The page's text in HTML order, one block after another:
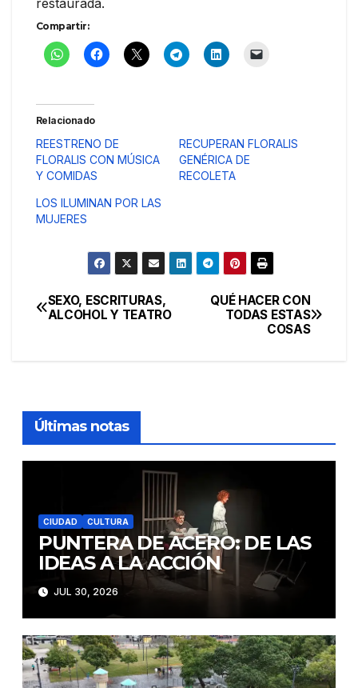
Compartir:
Relacionado
REESTRENO DE
FLORALIS CON MÚSICA
Y COMIDAS
RECUPERAN FLORALIS
GENÉRICA DE
RECOLETA
LOS ILUMINAN POR LAS
MUJERES
Navegación
QUÉ HACER CON
TODAS ESTAS
COSAS
SEXO, ESCRITURAS,
ALCOHOL Y TEATRO
Últimas notas
CIUDAD CULTURA
PUNTERA DE ACERO: DE LAS
IDEAS A LA ACCIÓN
JUL 30, 2026